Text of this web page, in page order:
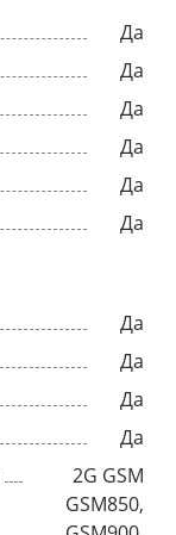
Да
Да
Да
Да
Да
Да
Да
Да
Да
Да
2G GSM
GSM850,